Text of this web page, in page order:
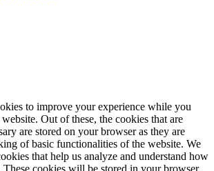
to improve your experience while you
Out of these, the cookies that are
are stored on your browser as they are
of basic functionalities of the website. We
that help us analyze and understand how